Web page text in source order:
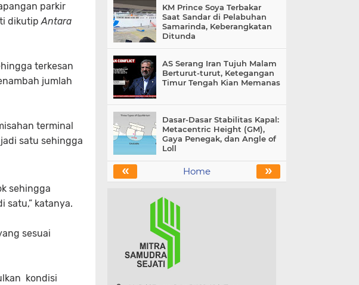
parkir
dikutipAntara
terkesan
jumlah
terminal
satu sehingga
sehingga
satu,” katanya.
sesuai
kondisi
KM Prince Soya Terbakar
Saat Sandar di Pelabuhan
Samarinda, Keberangkatan
Ditunda
AS Serang Iran Tujuh Malam
Berturut-turut, Ketegangan
Timur Tengah Kian Memanas
Dasar-Dasar Stabilitas Kapal:
Metacentric Height (GM),
Gaya Penegak, dan Angle of
Loll
« »
Home